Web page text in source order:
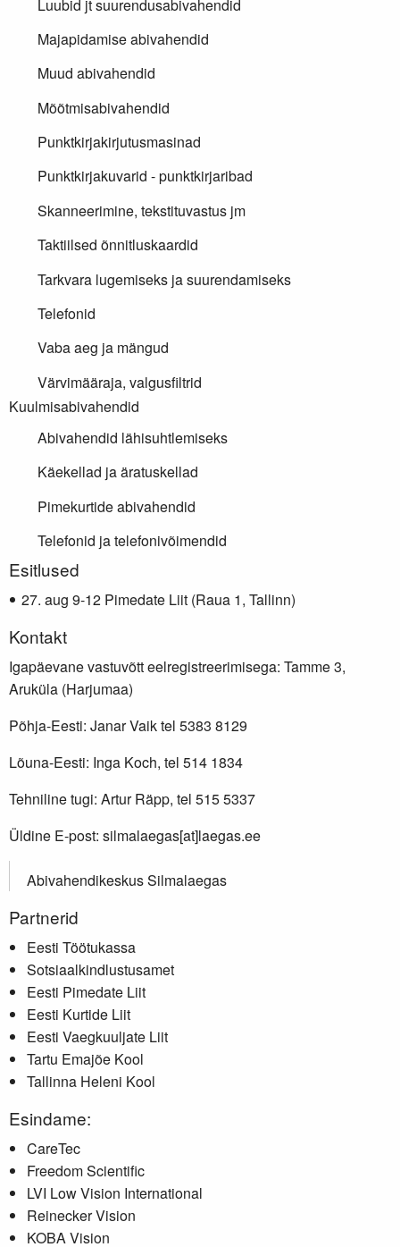
Luubid jt suurendusabivahendid
Majapidamise abivahendid
Muud abivahendid
Mõõtmisabivahendid
Punktkirjakirjutusmasinad
Punktkirjakuvarid - punktkirjaribad
Skanneerimine, tekstituvastus jm
Taktiilsed õnnitluskaardid
Tarkvara lugemiseks ja suurendamiseks
Telefonid
Vaba aeg ja mängud
Värvimääraja, valgusfiltrid
Kuulmisabivahendid
Abivahendid lähisuhtlemiseks
Käekellad ja äratuskellad
Pimekurtide abivahendid
Telefonid ja telefonivõimendid
Lisainfo
Esitlused
aug 9-12 Pimedate Liit (Raua 1, Tallinn)
Kontakt
Igapäevane vastuvõtt eelregistreerimisega: Tamme 3,
Aruküla (Harjumaa)
Põhja-Eesti: Janar Vaik tel 5383 8129
Lõuna-Eesti: Inga Koch, tel 514 1834
Tehniline tugi: Artur Räpp, tel 515 5337
Üldine E-post: silmalaegas[at]laegas.ee
Abivahendikeskus Silmalaegas
Partnerid
Eesti Töötukassa
Sotsiaalkindlustusamet
Eesti Pimedate Liit
Eesti Kurtide Liit
Eesti Vaegkuuljate Liit
Tartu Emajõe Kool
Tallinna Heleni Kool
Esindame:
CareTec
Freedom Scientific
LVI Low Vision International
Reinecker Vision
KOBA Vision